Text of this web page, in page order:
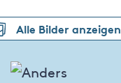
Alle Bilder anzeigen